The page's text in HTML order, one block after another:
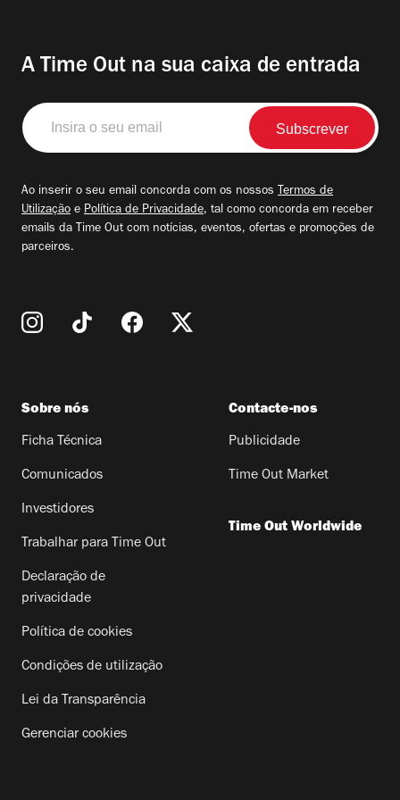
A Time Out na sua caixa de entrada
Insira
o
seu
Ao inserir o seu email concorda com os nossos Termos de
Utilização e Política de Privacidade, tal como concorda em receber
emails da Time Out com notícias, eventos, ofertas e promoções de
parceiros.
Sobre nós
Ficha Técnica
Comunicados
Investidores
Trabalhar para Time Out
Declaração de
privacidade
Política de cookies
Condições de utilização
Lei da Transparência
Gerenciar cookies
Contacte-nos
Publicidade
Time Out Market
Time Out Worldwide